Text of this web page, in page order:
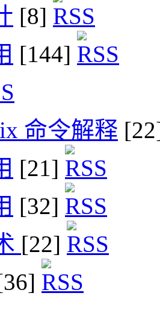
[8]
[144]
命令解释
[21]
[32]
[22]